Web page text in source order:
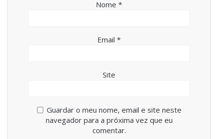
Nome *
Email *
Site
Guardar o meu nome, email e site neste
navegador para a próxima vez que eu
comentar.